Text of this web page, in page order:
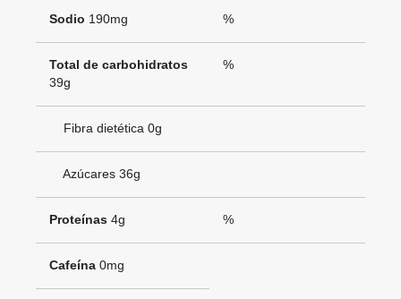
Sodio 190mg %
Total de carbohidratos
39g
%
Fibra dietética 0g
Azúcares 36g
Proteínas 4g %
Cafeína 0mg